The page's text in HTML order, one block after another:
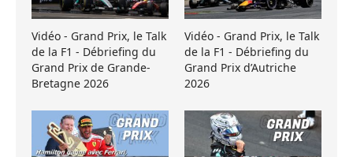
Vidéo - Grand Prix, le Talk
de la F1 - Débriefing du
Grand Prix de Grande-
Bretagne 2026
Vidéo - Grand Prix, le Talk
de la F1 - Débriefing du
Grand Prix d’Autriche
2026